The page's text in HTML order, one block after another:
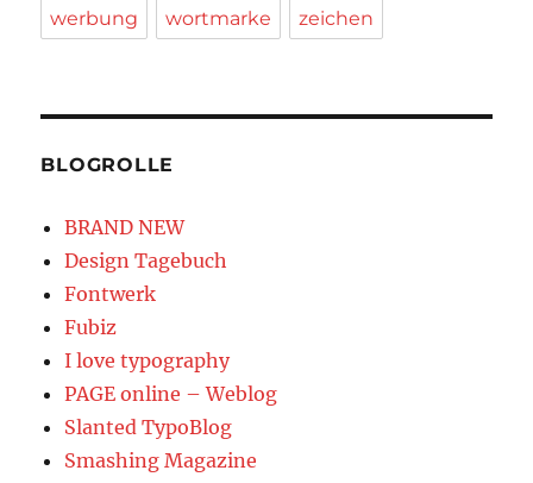
werbung wortmarke zeichen
BLOGROLLE
BRAND NEW
Design Tagebuch
Fontwerk
Fubiz
I love typography
PAGE online – Weblog
Slanted TypoBlog
Smashing Magazine